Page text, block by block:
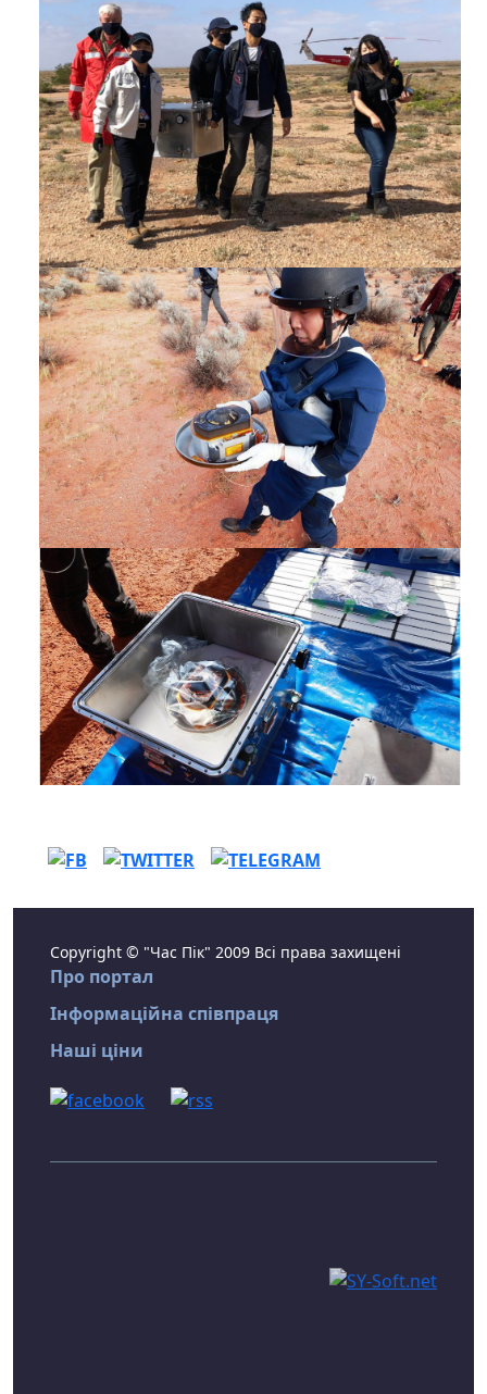
Copyright © "Час Пік" 2009 Всі права захищені
Про портал
Інформаційна співпраця
Наші ціни